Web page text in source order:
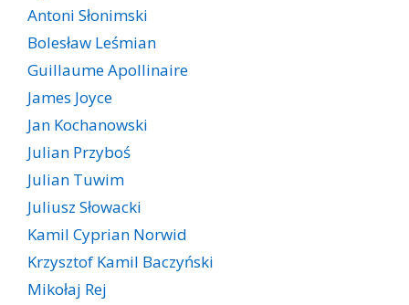
Antoni Słonimski
Bolesław Leśmian
Guillaume Apollinaire
James Joyce
Jan Kochanowski
Julian Przyboś
Julian Tuwim
Juliusz Słowacki
Kamil Cyprian Norwid
Krzysztof Kamil Baczyński
Mikołaj Rej